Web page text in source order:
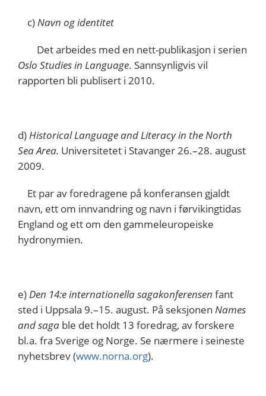
c) Navn og identitet
Det arbeides med en nett-publikasjon i serien
Oslo Studies in Language. Sannsynligvis vil
rapporten bli publisert i 2010.
d) Historical Language and Literacy in the North
Sea Area. Universitetet i Stavanger 26.–28. august
2009.
Et par av foredragene på konferansen gjaldt
navn, ett om innvandring og navn i førvikingtidas
England og ett om den gammeleuropeiske
hydronymien.
e) Den 14:e internationella sagakonferensen fant
sted i Uppsala 9.–15. august. På seksjonen Names
and saga ble det holdt 13 foredrag, av forskere
bl.a. fra Sverige og Norge. Se nærmere i seineste
nyhetsbrev (www.norna.org).